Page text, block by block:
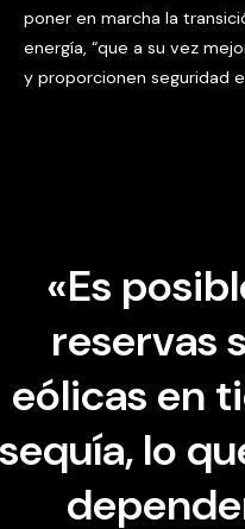
poner en marcha la
energía, “que a su vez
y proporcionen seguridad
«Es
reservas
eólicas en
sequía, lo